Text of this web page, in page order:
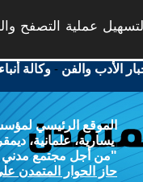
عملية التصفح
الأدب والفن -وكالة
الموقع الرئيسي
يسارية، علمانية،
"من أجل مجتمع مدني
حاز الحوار المتمدن